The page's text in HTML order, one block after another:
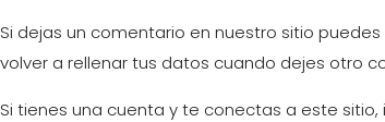
Si dejas un comentario en nuestro sitio
volver a rellenar tus datos cuando dejes otro
Si tienes una cuenta y te conectas a este